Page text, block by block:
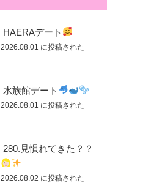
HAERAデート
2026.08.01 に投稿された
水族館デート
2026.08.01 に投稿された
280.見慣れてきた？？
2026.08.02 に投稿された